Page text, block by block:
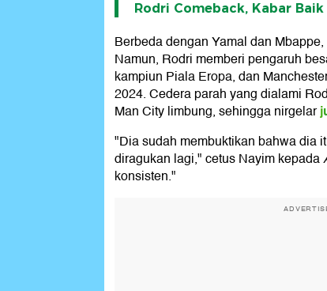
Rodri Comeback, Kabar
Berbeda dengan Yamal dan Mbappe,
Namun, Rodri memberi pengaruh
kampiun Piala Eropa, dan
2024. Cedera parah yang dialami
Man City limbung, sehingga nirgelar
"Dia sudah membuktikan bahwa dia
diragukan lagi," cetus Nayim kepada
konsisten."